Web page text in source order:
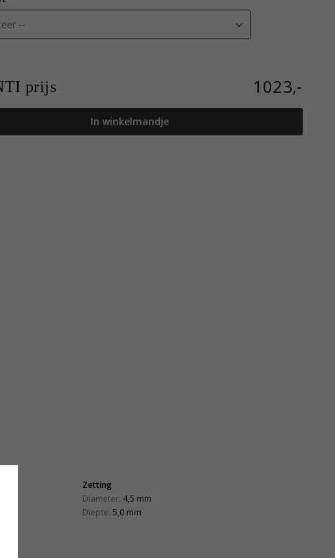
prijs 1023,-
In winkelmandje
Zetting
Diameter: 4,5 mm
Diepte: 5,0 mm